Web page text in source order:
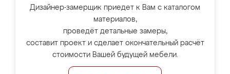
Дизайнер-замерщик приедет к Вам с каталогом
материалов,
проведёт детальные замеры,
составит проект и сделает окончательный расчёт
стоимости Вашей будущей мебели.